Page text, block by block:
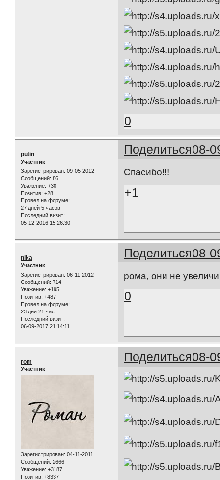
0
Поделиться08-
putin
Участник
Зарегистрирован: 09-05-2012
Сообщений: 86
Уважение: +30
Позитив: +28
Провел на форуме:
27 дней 5 часов
Последний визит:
05-12-2016 15:26:30
Спасибо!!!
+1
Поделиться08-
nika
Участник
Зарегистрирован: 06-11-2012
Сообщений: 714
Уважение: +195
Позитив: +487
Провел на форуме:
23 дня 21 час
Последний визит:
06-09-2017 21:14:11
рома, они не
0
Поделиться08-
rom
Участник
Зарегистрирован: 04-11-2011
Сообщений: 2666
Уважение: +3187
Позитив: +8337